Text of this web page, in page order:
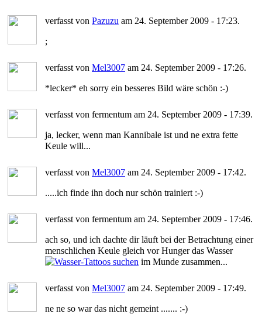
verfasst von Pazuzu am 24. September 2009 - 17:23.
;
verfasst von Mel3007 am 24. September 2009 - 17:26.
*lecker* eh sorry ein besseres Bild wäre schön :-)
verfasst von fermentum am 24. September 2009 - 17:39.
ja, lecker, wenn man Kannibale ist und ne extra fette
Keule will...
verfasst von Mel3007 am 24. September 2009 - 17:42.
.....ich finde ihn doch nur schön trainiert :-)
verfasst von fermentum am 24. September 2009 - 17:46.
ach so, und ich dachte dir läuft bei der Betrachtung einer
menschlichen Keule gleich vor Hunger das Wasser
im Munde zusammen...
verfasst von Mel3007 am 24. September 2009 - 17:49.
ne ne so war das nicht gemeint ....... :-)